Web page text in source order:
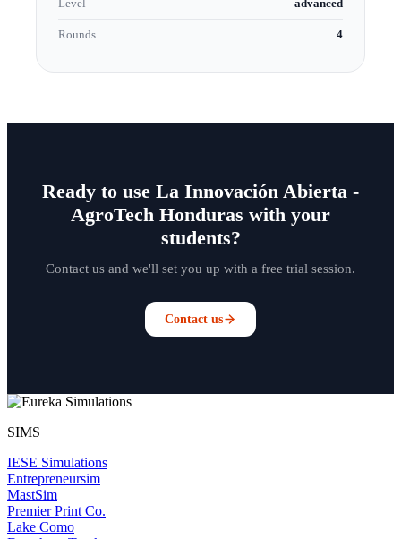
Level advanced
Rounds 4
Ready to use La Innovación Abierta -
AgroTech Honduras with your
students?
Contact us and we'll set you up with a free trial session.
Contact us
SIMS
IESE Simulations
Entrepreneursim
MastSim
Premier Print Co.
Lake Como